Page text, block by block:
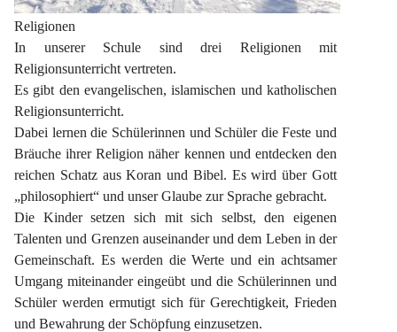
Religionen
In unserer Schule sind drei Religionen mit
Religionsunterricht vertreten.
Es gibt den evangelischen, islamischen und katholischen
Religionsunterricht.
Dabei lernen die Schülerinnen und Schüler die Feste und
Bräuche ihrer Religion näher kennen und entdecken den
reichen Schatz aus Koran und Bibel. Es wird über Gott
„philosophiert“ und unser Glaube zur Sprache gebracht.
Die Kinder setzen sich mit sich selbst, den eigenen
Talenten und Grenzen auseinander und dem Leben in der
Gemeinschaft. Es werden die Werte und ein achtsamer
Umgang miteinander eingeübt und die Schülerinnen und
Schüler werden ermutigt sich für Gerechtigkeit, Frieden
und Bewahrung der Schöpfung einzusetzen.